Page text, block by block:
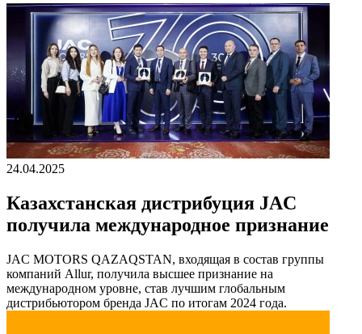
24.04.2025
Казахстанская дистрибуция JAC
получила международное признание
JAC MOTORS QAZAQSTAN, входящая в состав группы
компаний Allur, получила высшее признание на
международном уровне, став лучшим глобальным
дистрибьютором бренда JAC по итогам 2024 года.